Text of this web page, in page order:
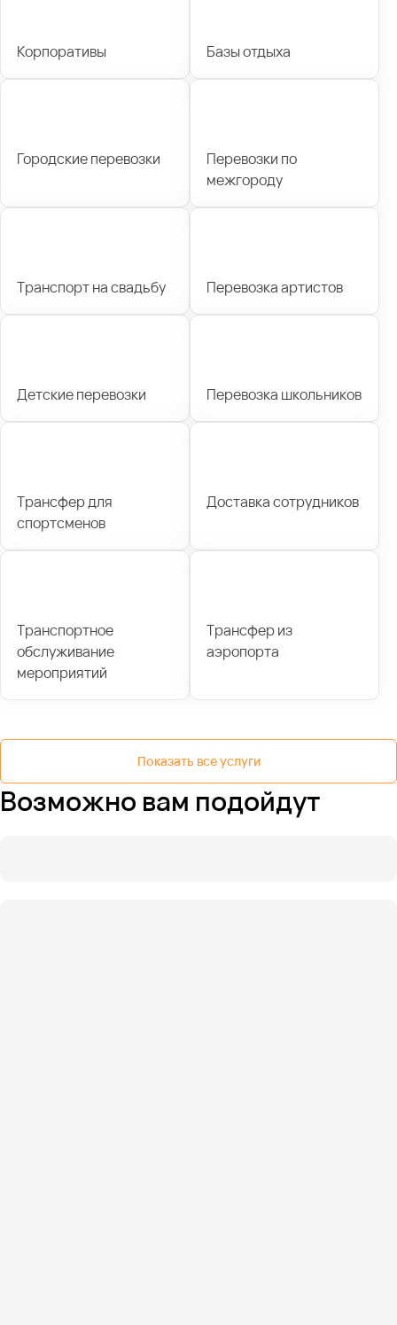
Корпоративы Базы отдыха
Городские перевозки
Перевозки по
межгороду
Транспорт на свадьбу Перевозка артистов
Детские перевозки Перевозка школьников
Трансфер для
спортсменов
Доставка сотрудников
Транспортное
обслуживание
мероприятий
Трансфер из
аэропорта
Показать все услуги
Возможно вам подойдут